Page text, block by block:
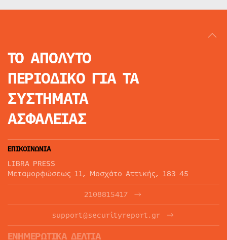
ΤΟ ΑΠΟΛΥΤΟ
ΠΕΡΙΟΔΙΚΟ ΓΙΑ ΤΑ
ΣΥΣΤΗΜΑΤΑ
ΑΣΦΑΛΕΙΑΣ
ΕΠΙΚΟΙΝΩΝΙΑ
LIBRA PRESS
Μεταμορφώσεως 11, Μοσχάτο Αττικής, 183 45
2108815417
support@securityreport.gr
ΕΝΗΜΕΡΩΤΙΚΑ ΔΕΛΤΙΑ